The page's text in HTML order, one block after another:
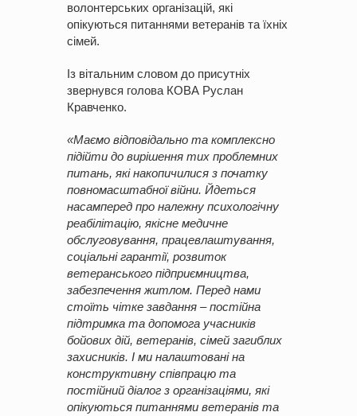
волонтерських організацій, які
опікуються питаннями ветеранів та їхніх
сімей.
Із вітальним словом до присутніх
звернувся голова КОВА Руслан
Кравченко.
«Маємо відповідально та комплексно
підійти до вирішення тих проблемних
питань, які накопичилися з початку
повномасштабної війни. Йдеться
насамперед про належну психологічну
реабілітацію, якісне медичне
обслуговування, працевлаштування,
соціальні гарантії, розвиток
ветеранського підприємництва,
забезпечення житлом. Перед нами
стоїть чітке завдання – постійна
підтримка та допомога учасників
бойових дій, ветеранів, сімей загиблих
захисників. І ми налаштовані на
конструктивну співпрацю та
постійний діалог з організаціями, які
опікуються питаннями ветеранів та